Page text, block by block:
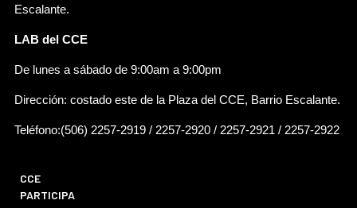
Escalante.
LAB del CCE
De lunes a sábado de 9:00am a 9:00pm
Dirección: costado este de la Plaza del CCE, Barrio Escalante.
Teléfono:(506) 2257-2919 / 2257-2920 / 2257-2921 / 2257-2922
CCE
PARTICIPA